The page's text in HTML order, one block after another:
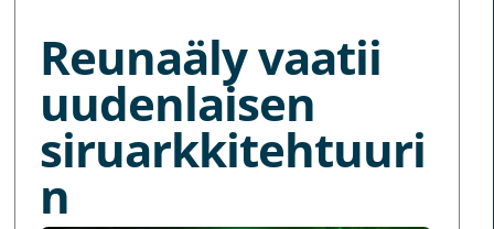
Reunaäly vaatii
uudenlaisen
siruarkkitehtuuri
n